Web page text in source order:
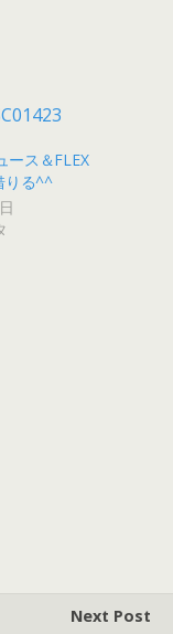
ース＆FLEX
りる^^
Next Post